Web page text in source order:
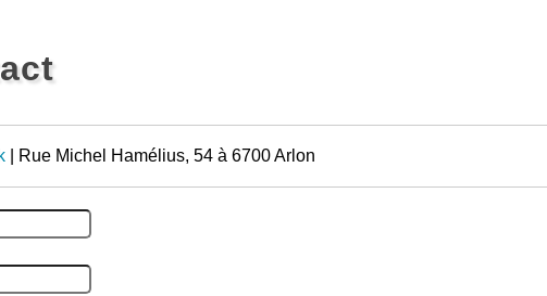
| Rue Michel Hamélius, 54 à 6700 Arlon